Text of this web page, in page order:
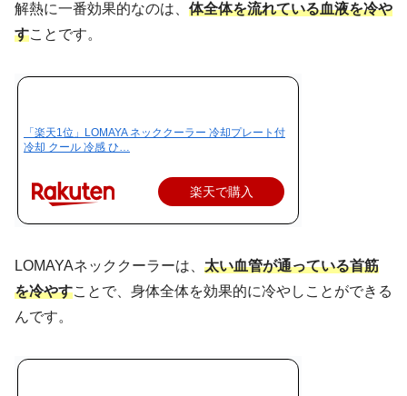
解熱に一番効果的なのは、 体全体を流れている血液を冷や
すことです。
「楽天1位」LOMAYA ネッククーラー 冷却プレート付
冷却 クール 冷感 ひ…
楽天で購入
LOMAYAネッククーラーは、 太い血管が通っている首筋
を冷やすことで、身体全体を効果的に冷やしことができる
んです。